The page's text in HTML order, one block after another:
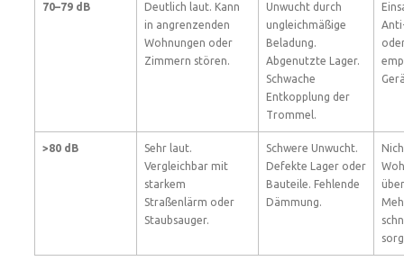
70–79 dB
Deutlich laut. Kann
in angrenzenden
Wohnungen oder
Zimmern stören.
Unwucht durch
ungleichmäßige
Beladung.
Abgenutzte Lager.
Schwache
Entkopplung der
Trommel.
>80 dB
Sehr laut.
Vergleichbar mit
starkem
Straßenlärm oder
Staubsauger.
Schwere Unwucht.
Defekte Lager oder
Bauteile. Fehlende
Dämmung.